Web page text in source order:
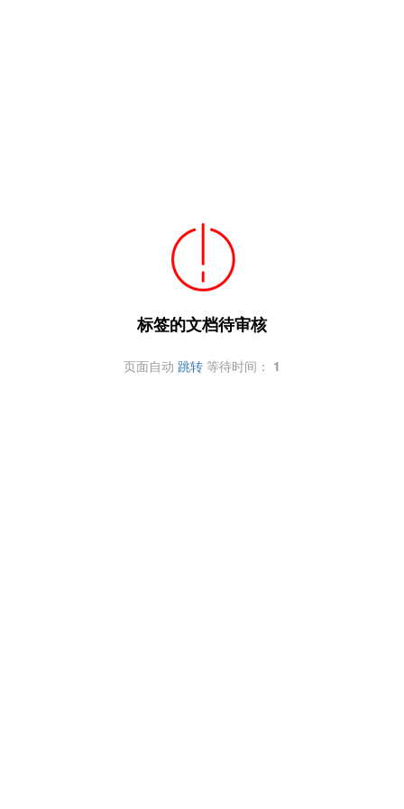
标签的文档待审核
页面自动 跳转 等待时间： 1